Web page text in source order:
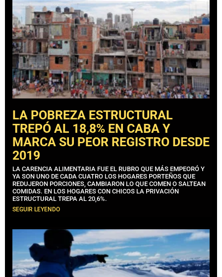
LA POBREZA ESTRUCTURAL
TREPÓ AL 18,8% EN CABA Y
MARCA SU PEOR REGISTRO DESDE
2019
LA CARENCIA ALIMENTARIA FUE EL RUBRO QUE MÁS EMPEORÓ Y
YA SON UNO DE CADA CUATRO LOS HOGARES PORTEÑOS QUE
REDUJERON PORCIONES, CAMBIARON LO QUE COMEN O SALTEAN
COMIDAS. EN LOS HOGARES CON CHICOS LA PRIVACIÓN
ESTRUCTURAL TREPA AL 20,6%.
SEGUIR LEYENDO